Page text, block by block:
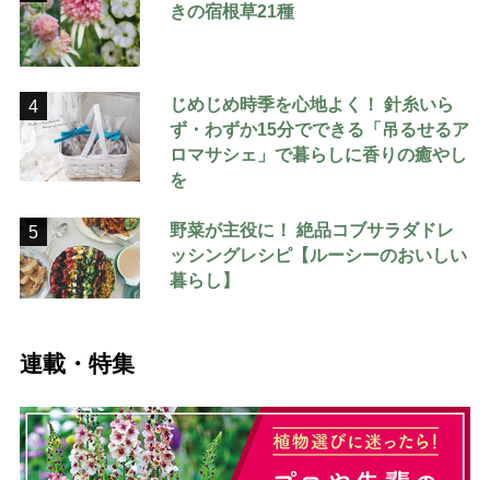
きの宿根草21種
4
じめじめ時季を心地よく！ 針糸いら
ず・わずか15分でできる「吊るせるア
ロマサシェ」で暮らしに香りの癒やし
を
5
野菜が主役に！ 絶品コブサラダドレ
ッシングレシピ【ルーシーのおいしい
暮らし】
連載・特集